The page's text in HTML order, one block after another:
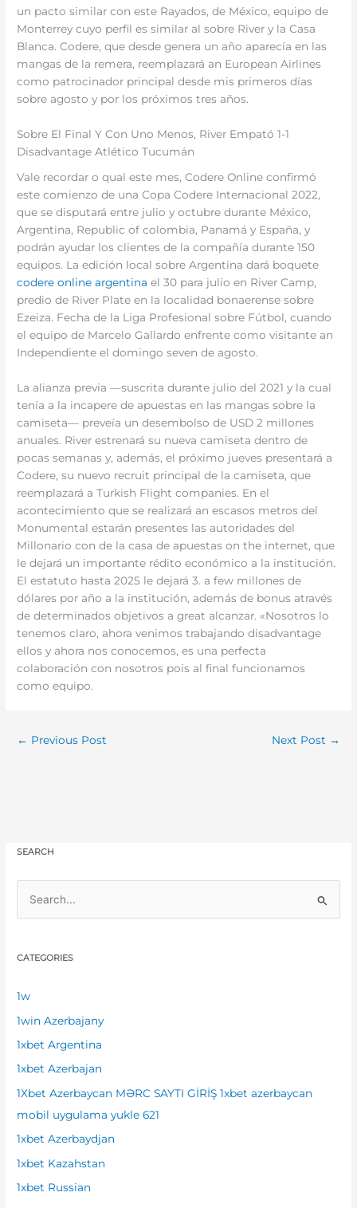
un pacto similar con este Rayados, de México, equipo de
Monterrey cuyo perfil es similar al sobre River y la Casa
Blanca. Codere, que desde genera un año aparecía en las
mangas de la remera, reemplazará an European Airlines
como patrocinador principal desde mis primeros días
sobre agosto y por los próximos tres años.
Sobre El Final Y Con Uno Menos, River Empató 1-1
Disadvantage Atlético Tucumán
Vale recordar o qual este mes, Codere Online confirmó
este comienzo de una Copa Codere Internacional 2022,
que se disputará entre julio y octubre durante México,
Argentina, Republic of colombia, Panamá y España, y
podrán ayudar los clientes de la compañía durante 150
equipos. La edición local sobre Argentina dará boquete
codere online argentina el 30 para julio en River Camp,
predio de River Plate en la localidad bonaerense sobre
Ezeiza. Fecha de la Liga Profesional sobre Fútbol, cuando
el equipo de Marcelo Gallardo enfrente como visitante an
Independiente el domingo seven de agosto.
La alianza previa —suscrita durante julio del 2021 y la cual
tenía a la incapere de apuestas en las mangas sobre la
camiseta— preveía un desembolso de USD 2 millones
anuales. River estrenará su nueva camiseta dentro de
pocas semanas y, además, el próximo jueves presentará a
Codere, su nuevo recruit principal de la camiseta, que
reemplazará a Turkish Flight companies. En el
acontecimiento que se realizará an escasos metros del
Monumental estarán presentes las autoridades del
Millonario con de la casa de apuestas on the internet, que
le dejará un importante rédito económico a la institución.
El estatuto hasta 2025 le dejará 3. a few millones de
dólares por año a la institución, además de bonus através
de determinados objetivos a great alcanzar. «Nosotros lo
tenemos claro, ahora venimos trabajando disadvantage
ellos y ahora nos conocemos, es una perfecta
colaboración con nosotros pois al final funcionamos
como equipo.
← Previous Post Next Post →
SEARCH
o
r
:
CATEGORIES
1w
1win Azerbajany
1xbet Argentina
1xbet Azerbajan
1Xbet Azerbaycan MƏRC SAYTI GİRİŞ 1xbet azerbaycan
mobil uygulama yukle 621
1xbet Azerbaydjan
1xbet Kazahstan
1xbet Russian